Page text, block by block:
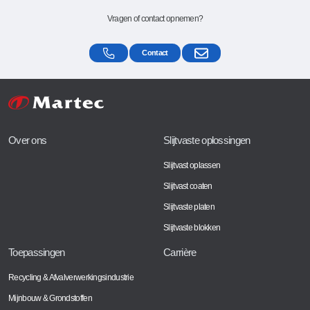
Vragen of contact opnemen?
Contact
Over ons Slijtvaste oplossingen
Slijtvast oplassen
Slijtvast coaten
Slijtvaste platen
Slijtvaste blokken
Toepassingen
Recycling & Afvalverwerkingsindustrie
Mijnbouw & Grondstoffen
Carrière